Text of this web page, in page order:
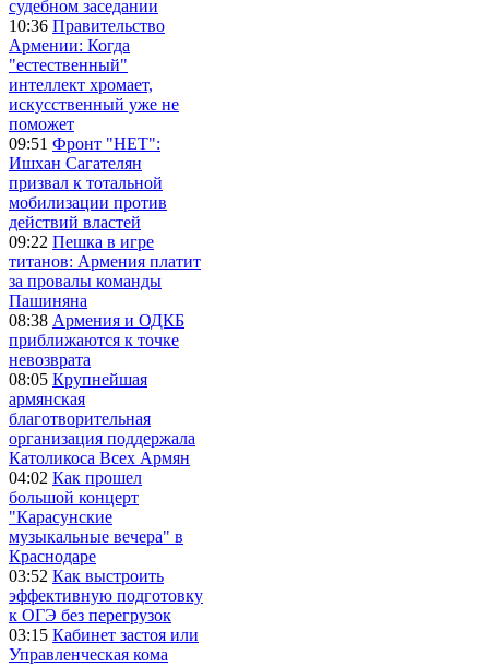
судебном заседании
10:36 Правительство
Армении: Когда
"естественный"
интеллект хромает,
искусственный уже не
поможет
09:51 Фронт "НЕТ":
Ишхан Сагателян
призвал к тотальной
мобилизации против
действий властей
09:22 Пешка в игре
титанов: Армения платит
за провалы команды
Пашиняна
08:38 Армения и ОДКБ
приближаются к точке
невозврата
08:05 Крупнейшая
армянская
благотворительная
организация поддержала
Католикоса Всех Армян
04:02 Как прошел
большой концерт
"Карасунские
музыкальные вечера" в
Краснодаре
03:52 Как выстроить
эффективную подготовку
к ОГЭ без перегрузок
03:15 Кабинет застоя или
Управленческая кома